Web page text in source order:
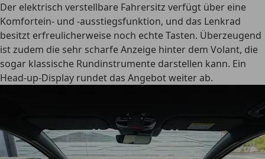
Der elektrisch verstellbare Fahrersitz verfügt über eine
Komfortein- und -ausstiegsfunktion, und das Lenkrad
besitzt erfreulicherweise noch echte Tasten. Überzeugend
ist zudem die sehr scharfe Anzeige hinter dem Volant, die
sogar klassische Rundinstrumente darstellen kann. Ein
Head-up-Display rundet das Angebot weiter ab.